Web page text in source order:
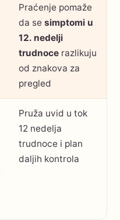
Praćenje pomaže
da se simptomi u
12. nedelji
trudnoce razlikuju
od znakova za
pregled
Pruža uvid u tok
12 nedelja
trudnoce i plan
daljih kontrola